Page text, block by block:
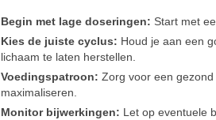
Begin met lage doseringen: Start met
Kies de juiste cyclus: Houd je aan een
lichaam te laten herstellen.
Voedingspatroon: Zorg voor een
maximaliseren.
Monitor bijwerkingen: Let op eventuele